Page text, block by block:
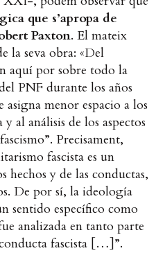
que s’apropa de
Paxton. El mateix
la seva obra: «Del
aquí por sobre todo la
PNF durante los años
menor espacio a los
al análisis de los aspectos
Precisament,
fascista es un
hechos y de las conductas,
De por sí, la ideología
sentido específico como
analizada en tanto parte
fascista […]”.